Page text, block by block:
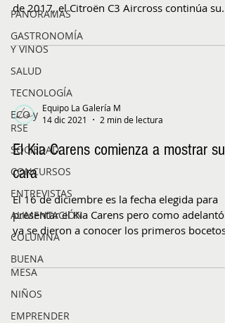
PANORAMAS
GASTRONOMÍA
Y VINOS
SALUD
TECNOLOGÍA
ECO y
RSE
SOCIEDAD
CONCURSOS
ENTREVISTAS
ALIMENTACIÓN
COLUMNA
BUENA
MESA
NIÑOS
EMPRENDER
de 2017, el Citroën C3 Aircross continúa su
Equipo La Galería M
14 dic 2021
2 min de lectura
El Kia Carens comienza a mostrar su
cara
El 16 de diciembre es la fecha elegida para
presentar el Kia Carens pero como adelantó
ya se dieron a conocer los primeros bocetos